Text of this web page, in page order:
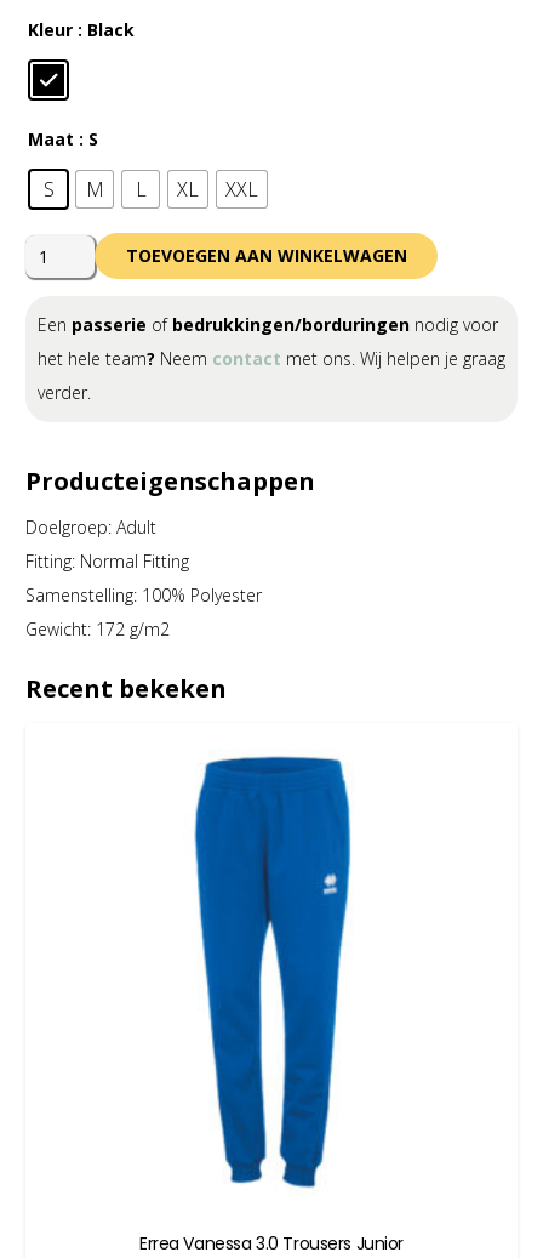
Kleur : Black
Maat : S
S M L XL XXL
Errea
Hydron
Goalkeeper
Trousers
Adult
TOEVOEGEN AAN WINKELWAGEN
Een passerie of bedrukkingen/borduringen nodig voor
het hele team? Neem contact met ons. Wij helpen je graag
verder.
Producteigenschappen
Doelgroep: Adult
Fitting: Normal Fitting
Samenstelling: 100% Polyester
Gewicht: 172 g/m2
Recent bekeken
Errea Vanessa 3.0 Trousers Junior